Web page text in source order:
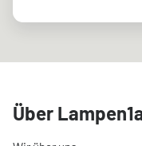
Über